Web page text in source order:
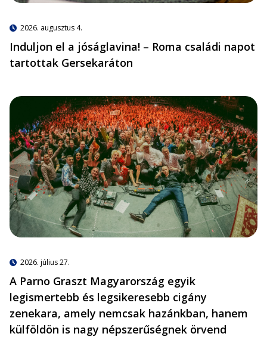
2026. augusztus 4.
Induljon el a jóságlavina! – Roma családi napot
tartottak Gersekaráton
2026. július 27.
A Parno Graszt Magyarország egyik
legismertebb és legsikeresebb cigány
zenekara, amely nemcsak hazánkban, hanem
külföldön is nagy népszerűségnek örvend